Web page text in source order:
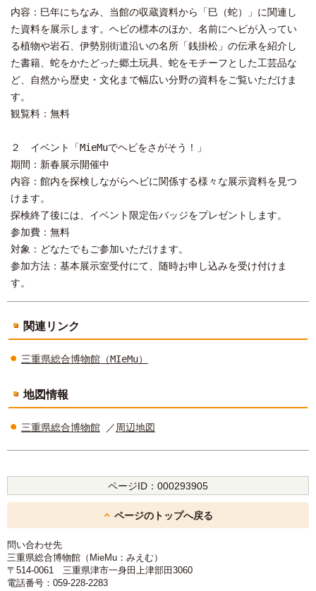
内容：巳年にちなみ、当館の収蔵資料から「巳（蛇）」に関連し
た資料を展示します。ヘビの標本のほか、名前にヘビが入ってい
る植物や岩石、伊勢別街道沿いの名所「銭掛松」の伝承を紹介し
た書籍、蛇をかたどった郷土玩具、蛇をモチーフとした工芸品な
ど、自然から歴史・文化まで幅広い分野の資料をご覧いただけま
す。
観覧料：無料
２ イベント「MieMuでヘビをさがそう！」
期間：新春展示開催中
内容：館内を探検しながらヘビに関係する様々な展示資料を見つ
けます。
探検終了後には、イベント限定缶バッジをプレゼントします。
参加費：無料
対象：どなたでもご参加いただけます。
参加方法：基本展示室受付にて、随時お申し込みを受け付けま
す。
関連リンク
三重県総合博物館（MIeMu）
地図情報
三重県総合博物館 ／周辺地図
ページID： 000293905
ページのトップへ戻る
問い合わせ先
三重県総合博物館（MieMu：みえむ）
〒514-0061 三重県津市一身田上津部田3060
電話番号：059-228-2283